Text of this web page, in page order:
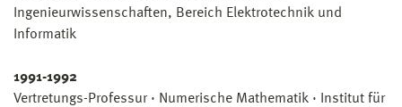
Ingenieurwissenschaften, Bereich Elektrotechnik und
Informatik
1991-1992
Vertretungs-Professur · Numerische Mathematik · Institut für